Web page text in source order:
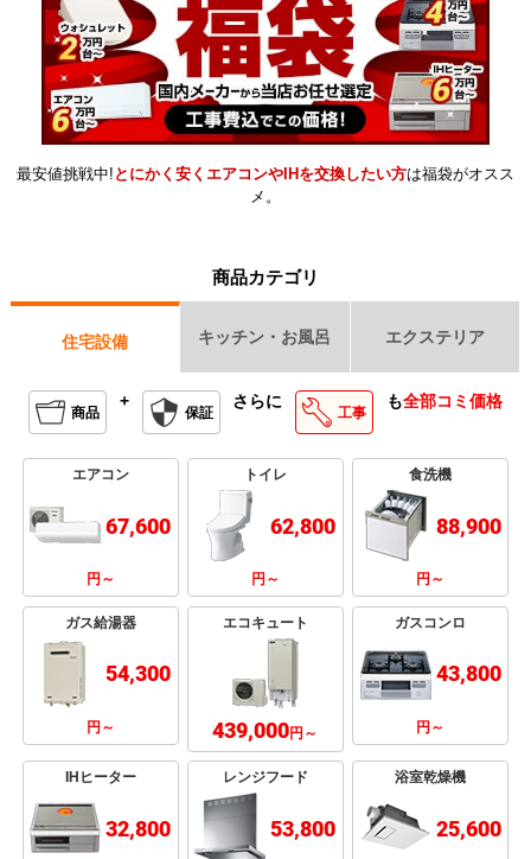
最安値挑戦中! とにかく安くエアコンやIHを交換したい方は福袋がオスス
メ。
商品カテゴリ
住宅設備 キッチン・お風呂 エクステリア
商品
+
保証
さらに
工事
も全部コミ価格
エアコン
67,600
円～
トイレ
62,800
円～
食洗機
88,900
円～
ガス給湯器
54,300
円～
エコキュート
439,000円～
ガスコンロ
43,800
円～
IHヒーター
32,800
レンジフード
53,800
浴室乾燥機
25,600